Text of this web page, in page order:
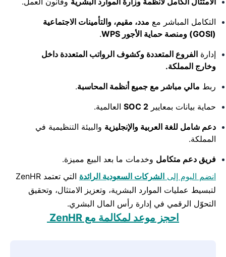
التكامل المباشر مع مدد، مقيم، والتأمينات الاجتماعية
(GOSI) ومنصة حماية الأجور WPS
.
إدارة الفروع المتعددة وكشوف الرواتب المتعددة داخل
وخارج المملكة.
ربط مالي مباشر مع جميع أنظمة المحاسبة.
حماية بيانات بمعايير SOC 2 العالمية.
دعم شامل للغة العربية والإنجليزية والبيئة التنظيمية في
المملكة.
فريق دعم متكامل وخدمات ما بعد البيع مميزة.
انضم اليوم إلى الشركات السعودية الرائدة
التي تعتمد ZenHR
لتبسيط عمليات الموارد البشرية، وتعزيز الامتثال، وتحقيق
التحوّل الرقمي في إدارة رأس المال البشري.
احجز موعد لمكالمة مع ZenHR